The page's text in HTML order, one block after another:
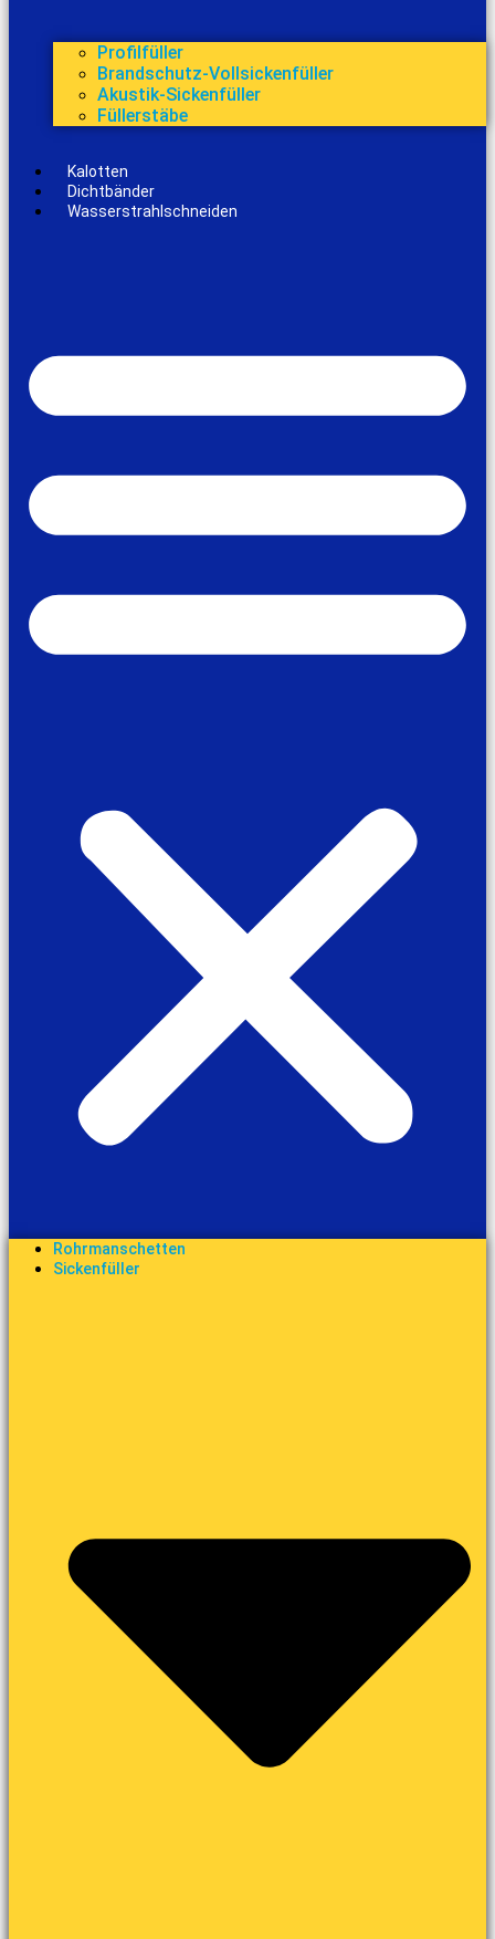
Profilfüller
Brandschutz-Vollsickenfüller
Akustik-Sickenfüller
Füllerstäbe
Kalotten
Dichtbänder
Wasserstrahlschneiden
Rohrmanschetten
Sickenfüller